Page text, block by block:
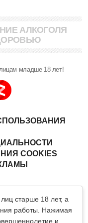
старше 18 лет, а
работы. Нажимая
и
АЛКОГОЛЯ
младше 18 лет!
COOKIES
объектами авторского
копирование,